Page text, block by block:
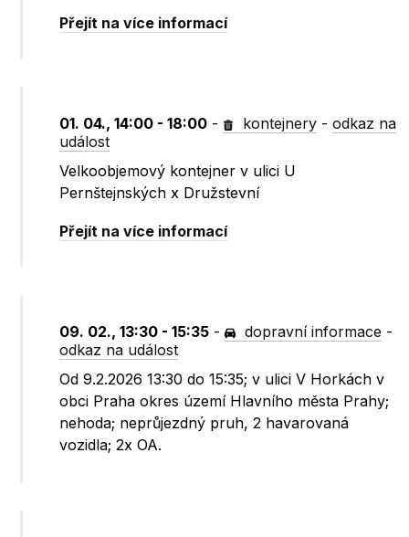
Přejít na více informací
01. 04., 14:00 - 18:00 - kontejnery -odkaz na
událost
Velkoobjemový kontejner v ulici U
Pernštejnských x Družstevní
Přejít na více informací
09. 02., 13:30 - 15:35 - dopravní informace -
odkaz na událost
Od 9.2.2026 13:30 do 15:35; v ulici V Horkách v
obci Praha okres území Hlavního města Prahy;
nehoda; neprůjezdný pruh, 2 havarovaná
vozidla; 2x OA.